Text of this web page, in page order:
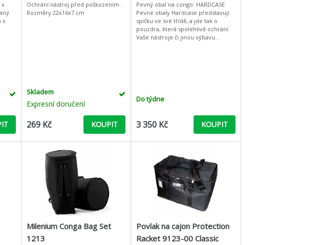
x
x
Ochrání nástroj před poškozením .
Rozměry 22x16x7 cm
Skladem
Expresní doručení
269 Kč KOUPIT
Pevný obal na congo. HARDCASE
Pevné obaly Hardcase představují
spičku ve své třídě, a jde tak o
pouzdra, která spolehlivě ochrání
Vaše nástroje či jinou výbavu
Do týdne
3 350 Kč KOUPIT
Milenium Conga Bag Set
1213
Povlak na cajon Protection
Racket 9123-00 Classic